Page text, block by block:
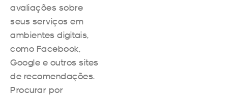
avaliações sobre
seus serviços em
ambientes digitais,
como Facebook,
Google e outros sites
de recomendações.
Procurar por